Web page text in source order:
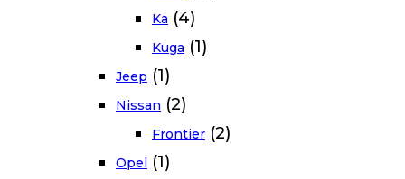
Ka (4)
Kuga (1)
Jeep (1)
Nissan (2)
Frontier (2)
Opel (1)